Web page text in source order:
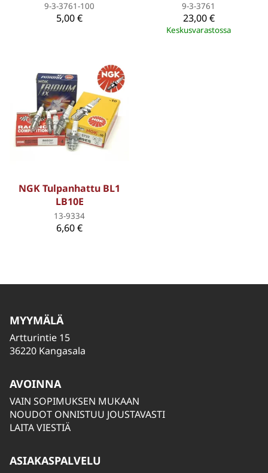
9-3-3761-100
5,00 €
9-3-3761
23,00 €
Keskusvarastossa
NGK Tulpanhattu BL1
LB10E
13-9334
6,60 €
MYYMÄLÄ
Artturintie 15
36220 Kangasala
AVOINNA
VAIN SOPIMUKSEN MUKAAN
NOUDOT ONNISTUU JOUSTAVASTI
LAITA VIESTIÄ
ASIAKASPALVELU